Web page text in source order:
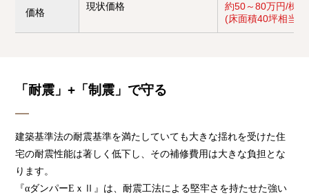
価格
現状価格
約50～80万円/棟
(床面積40坪相当
「耐震」+「制震」で守る
建築基準法の耐震基準を満たしていても大きな揺れを受けた住
宅の耐震性能は著しく低下し、その補修費用は大きな負担とな
ります。
『αダンパーEｘⅡ』は、耐震工法による堅牢さを持たせた強い